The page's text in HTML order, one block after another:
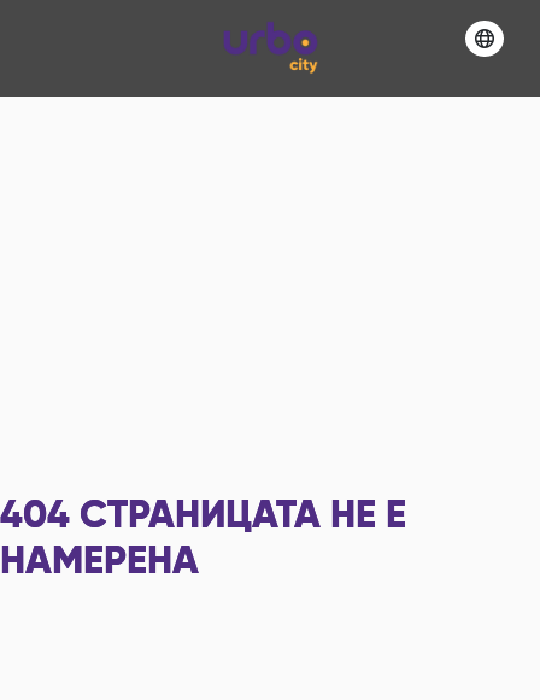
404 СТРАНИЦАТА НЕ Е
НАМЕРЕНА